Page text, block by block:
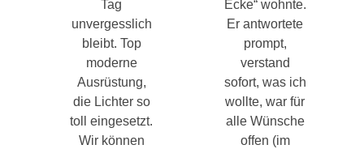
Tag
unvergesslich
bleibt. Top
moderne
Ausrüstung,
die Lichter so
toll eingesetzt.
Wir können
Ecke“ wohnte.
Er antwortete
prompt,
verstand
sofort, was ich
wollte, war für
alle Wünsche
offen (im